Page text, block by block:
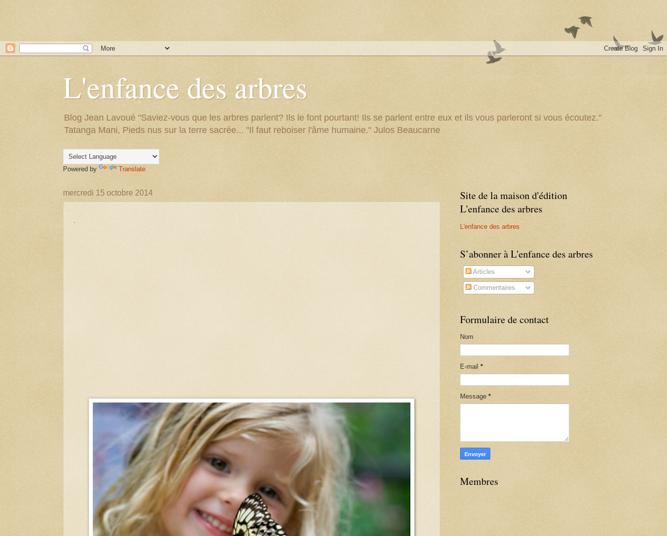
L'enfance des arbres
Blog Jean Lavoué "Saviez-vous que les arbres parlent? Ils le font pourtant! Ils se parlent entre eux et ils vous parleront si vous écoutez."
Tatanga Mani, Pieds nus sur la terre sacrée... "Il faut reboiser l'âme humaine." Julos Beaucarne
Powered by Translate
mercredi 15 octobre 2014
Site de la maison d'édition
L'enfance des arbres
L'enfance des arbres
S’abonner à L'enfance des arbres
Articles
Commentaires
Formulaire de contact
Nom
E-mail *
Message *
Membres